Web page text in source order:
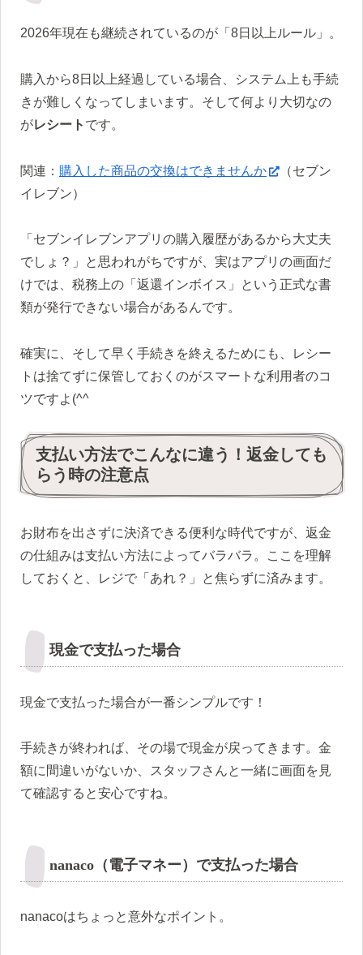
2026年現在も継続されているのが「8日以上ルール」。
購入から8日以上経過している場合、システム上も手続
きが難しくなってしまいます。そして何より大切なの
がレシート です。
関連： 購入した商品の交換はできませんか
（セブン
イレブン）
「セブンイレブンアプリの購入履歴があるから大丈夫
でしょ？」と思われがちですが、実はアプリの画面だ
けでは、税務上の「返還インボイス」という正式な書
類が発行できない場合があるんです。
確実に、そして早く手続きを終えるためにも、レシー
トは捨てずに保管しておくのがスマートな利用者のコ
ツですよ(^^ゞ
支払い方法でこんなに違う！返金しても
らう時の注意点
お財布を出さずに決済できる便利な時代ですが、返金
の仕組みは支払い方法によってバラバラ。ここを理解
しておくと、レジで「あれ？」と焦らずに済みます。
現金で支払った場合
現金で支払った場合が一番シンプルです！
手続きが終われば、その場で現金が戻ってきます。金
額に間違いがないか、スタッフさんと一緒に画面を見
て確認すると安心ですね。
nanaco（電子マネー）で支払った場合
nanacoはちょっと意外なポイント。